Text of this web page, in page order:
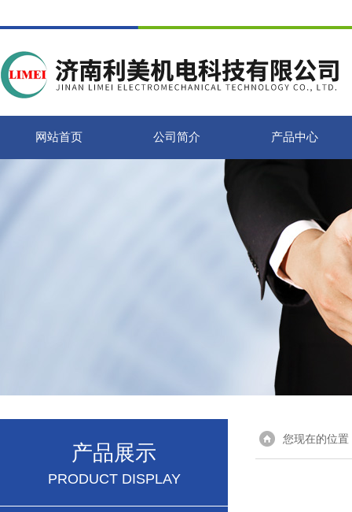
网站首页 公司简介 产品中心
产品展示
PRODUCT DISPLAY
您现在的位置